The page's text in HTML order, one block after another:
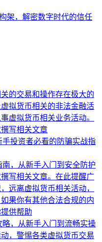
架，解密数字时代的信任
的交易和操作存在极大的
拟货币相关的非法金融活
虚拟货币相关业务活动。
写相关文章
投资者必看的防骗实战指
，从新手入门到安全防护
写相关文章。在此提醒广
远离虚拟货币相关活动，
果你有其他合法合规的内
供帮助
，从新手入门到流畅实操
，警惕各类虚拟货币交易